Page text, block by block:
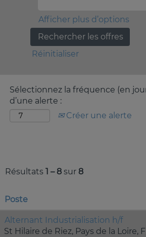
Afficher plus d’options
Réinitialiser
Sélectionnez la fréquence (en
d’une alerte :
Créer une alerte
Résultats 1 – 8 sur 8
Poste
Alternant Industrialisation h/f
St Hilaire de Riez, Pays de la Loire,